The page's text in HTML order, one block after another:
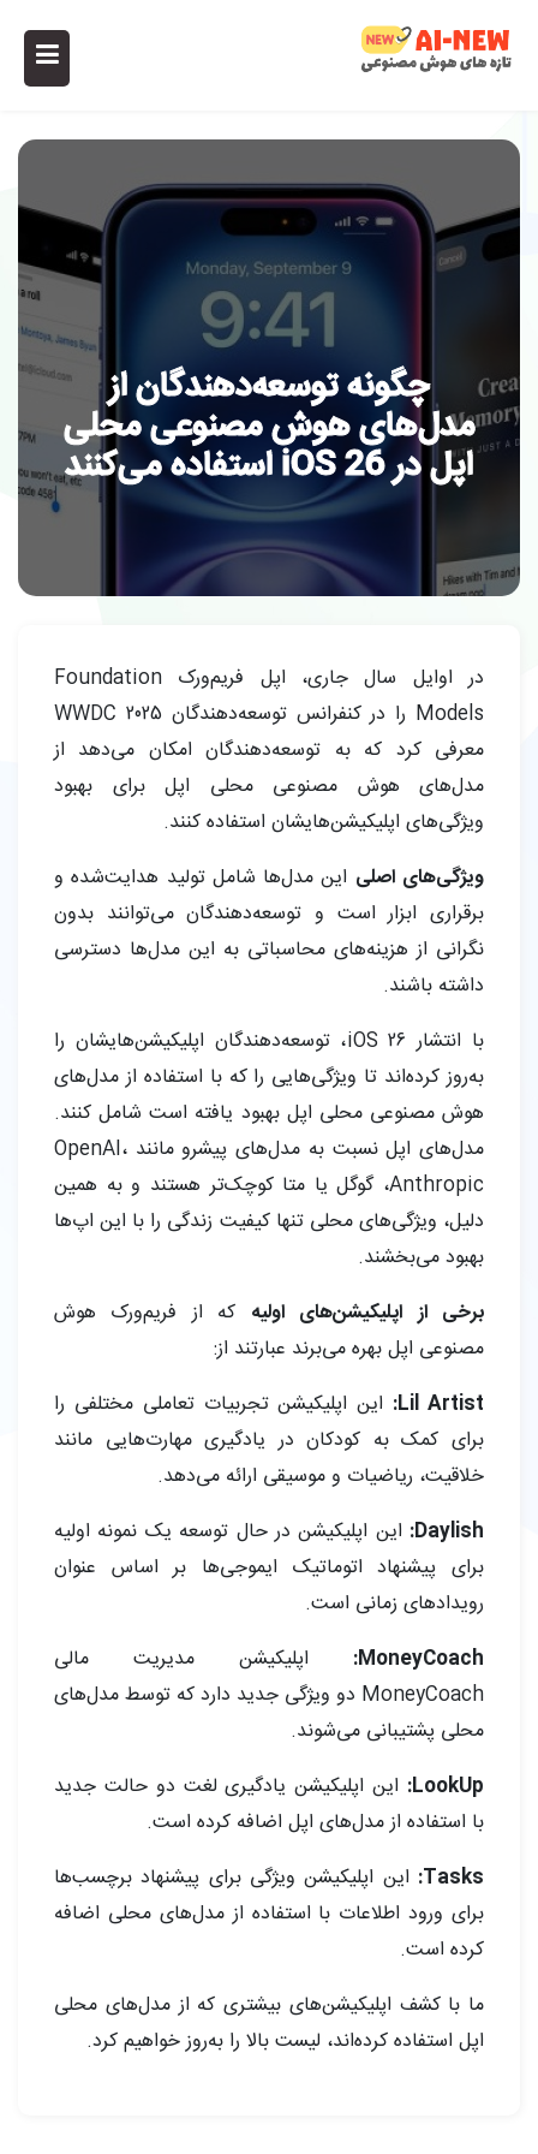
چگونه توسعه‌دهندگان از
مدل‌های هوش مصنوعی محلی
اپل در iOS 26 استفاده می‌کنند
در اوایل سال جاری، اپل فریم‌ورک Foundation
Models را در کنفرانس توسعه‌دهندگان WWDC 2025
معرفی کرد که به توسعه‌دهندگان امکان می‌دهد از
مدل‌های هوش مصنوعی محلی اپل برای بهبود
ویژگی‌های اپلیکیشن‌هایشان استفاده کنند.
ویژگی‌های اصلی این مدل‌ها شامل تولید هدایت‌شده و
برقراری ابزار است و توسعه‌دهندگان می‌توانند بدون
نگرانی از هزینه‌های محاسباتی به این مدل‌ها دسترسی
داشته باشند.
با انتشار iOS 26، توسعه‌دهندگان اپلیکیشن‌هایشان را
به‌روز کرده‌اند تا ویژگی‌هایی را که با استفاده از مدل‌های
هوش مصنوعی محلی اپل بهبود یافته است شامل کنند.
مدل‌های اپل نسبت به مدل‌های پیشرو مانند OpenAI،
Anthropic، گوگل یا متا کوچک‌تر هستند و به همین
دلیل، ویژگی‌های محلی تنها کیفیت زندگی را با این اپ‌ها
بهبود می‌بخشند.
برخی از اپلیکیشن‌های اولیه که از فریم‌ورک هوش
مصنوعی اپل بهره می‌برند عبارتند از:
Lil Artist: این اپلیکیشن تجربیات تعاملی مختلفی را
برای کمک به کودکان در یادگیری مهارت‌هایی مانند
خلاقیت، ریاضیات و موسیقی ارائه می‌دهد.
Daylish: این اپلیکیشن در حال توسعه یک نمونه اولیه
برای پیشنهاد اتوماتیک ایموجی‌ها بر اساس عنوان
رویدادهای زمانی است.
MoneyCoach:
اپلیکیشن مدیریت مالی
MoneyCoach دو ویژگی جدید دارد که توسط مدل‌های
محلی پشتیبانی می‌شوند.
LookUp: این اپلیکیشن یادگیری لغت دو حالت جدید
با استفاده از مدل‌های اپل اضافه کرده است.
Tasks: این اپلیکیشن ویژگی برای پیشنهاد برچسب‌ها
برای ورود اطلاعات با استفاده از مدل‌های محلی اضافه
کرده است.
ما با کشف اپلیکیشن‌های بیشتری که از مدل‌های محلی
اپل استفاده کرده‌اند، لیست بالا را به‌روز خواهیم کرد.